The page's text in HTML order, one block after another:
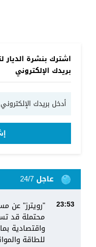
اشترك بنشرة الديار
بريدك الإلكتروني
عاجل 24/7
23:53
"رويترز" عن
محتملة قد
واقتصادية
للطاقة